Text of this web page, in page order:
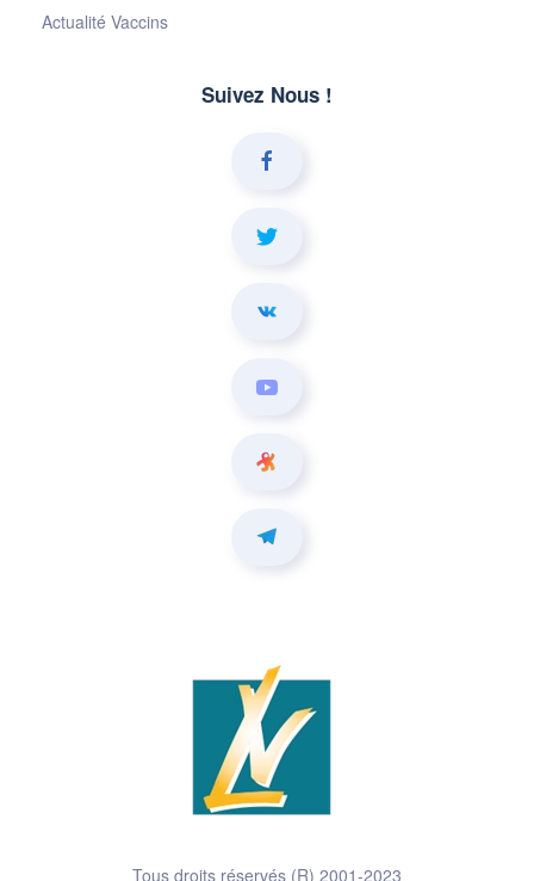
Actualité Vaccins
Suivez Nous !
Tous droits réservés (R) 2001-2023